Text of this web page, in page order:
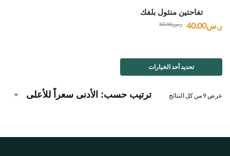
تفاحتين منثول بلفك
ر.س50.00 ر.س40.00
تحديد أحد الخيارات
عرض ⁦9⁩ من كل النتائج